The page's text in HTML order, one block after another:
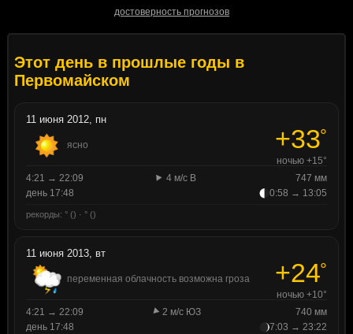
достоверность прогнозов
Этот день в прошлые годы в
Первомайском
11 июня 2012, пн
ясно +33°
ночью +15°
4:21 → 22:09
4 м/с В
747 мм
день 17:48
0:58 → 13:05
рекорды: ° () · ° ()
11 июня 2013, вт
переменная облачность возможна гроза +24°
ночью +10°
4:21 → 22:09
2 м/с ЮЗ
740 мм
день 17:48
7:03 → 23:22